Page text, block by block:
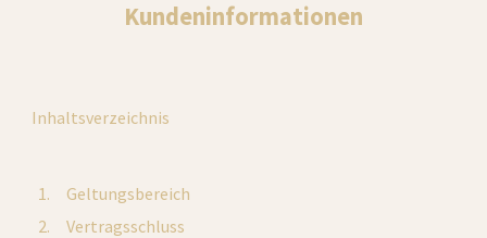
Kundeninformationen
Inhaltsverzeichnis
    Geltungsbereich
    Vertragsschluss